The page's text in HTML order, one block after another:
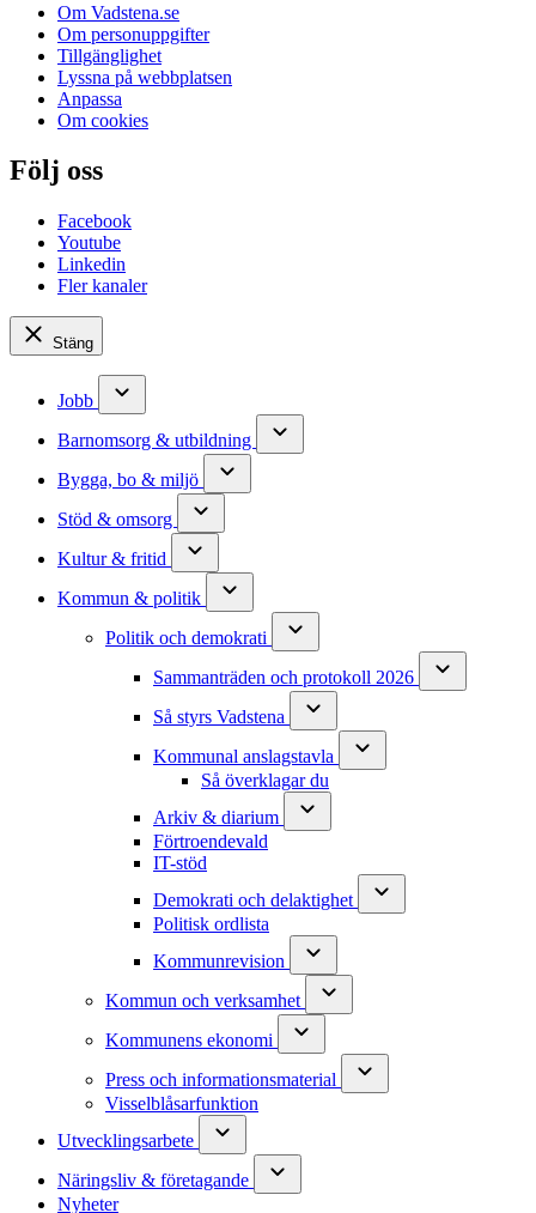
Om Vadstena.se
Om personuppgifter
Tillgänglighet
Lyssna på webbplatsen
Anpassa
Om cookies
Följ oss
Facebook
Youtube
Linkedin
Fler kanaler
Stäng
Jobb
Barnomsorg & utbildning
Bygga, bo & miljö
Stöd & omsorg
Kultur & fritid
Kommun & politik
Politik och demokrati
Sammanträden och protokoll 2026
Så styrs Vadstena
Kommunal anslagstavla
Så överklagar du
Arkiv & diarium
Förtroendevald
IT-stöd
Demokrati och delaktighet
Politisk ordlista
Kommunrevision
Kommun och verksamhet
Kommunens ekonomi
Press och informationsmaterial
Visselblåsarfunktion
Utvecklingsarbete
Näringsliv & företagande
Nyheter